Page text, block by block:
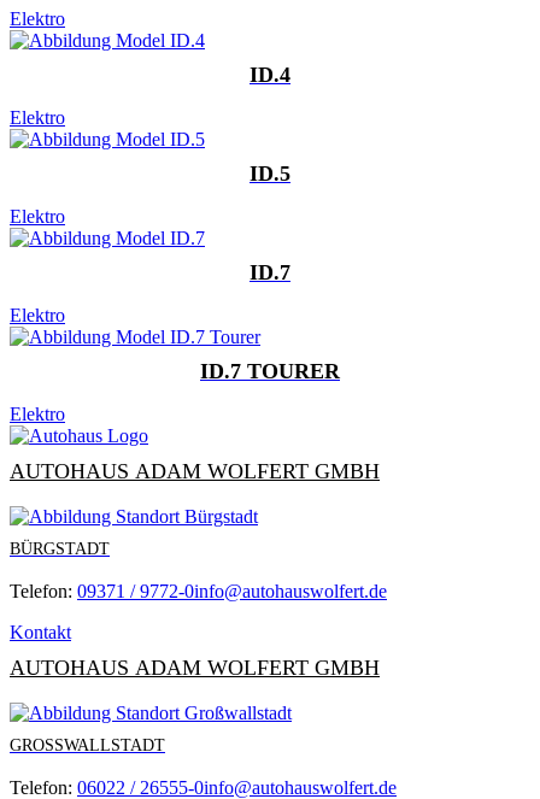
Elektro
ID.4
Elektro
ID.5
Elektro
ID.7
Elektro
ID.7 TOURER
Elektro
AUTOHAUS ADAM WOLFERT GMBH
BÜRGSTADT
Telefon: 09371 / 9772-0info@autohauswolfert.de
Kontakt
AUTOHAUS ADAM WOLFERT GMBH
GROSSWALLSTADT
Telefon: 06022 / 26555-0info@autohauswolfert.de